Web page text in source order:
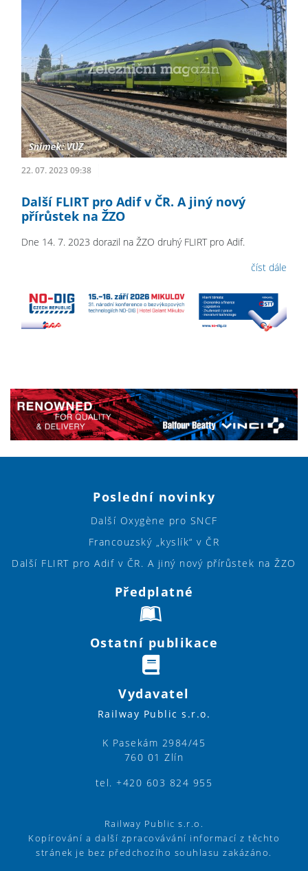
22. 07. 2023 09:38
Další FLIRT pro Adif v ČR. A jiný nový
přírůstek na ŽZO
Dne 14. 7. 2023 dorazil na ŽZO druhý FLIRT pro Adif.
číst dále
Poslední novinky
Další Oxygène pro SNCF
Francouzský „kyslík“ v ČR
Další FLIRT pro Adif v ČR. A jiný nový přírůstek na ŽZO
Předplatné
Ostatní publikace
Vydavatel
Railway Public s.r.o.
K Pasekám 2984/45
760 01 Zlín
tel. +420 603 824 955
Railway Public s.r.o.
Kopírování a další zpracovávání informací z těchto
stránek je bez předchozího souhlasu zakázáno.